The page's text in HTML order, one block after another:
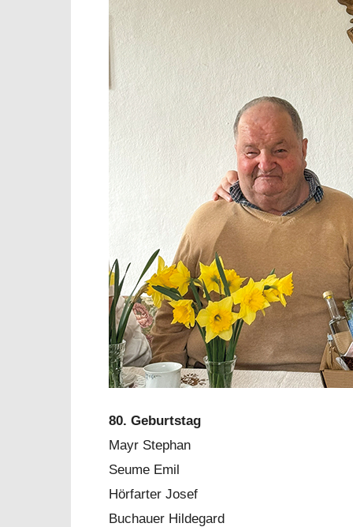
80. Geburtstag
Mayr Stephan
Seume Emil
Hörfarter Josef
Buchauer Hildegard